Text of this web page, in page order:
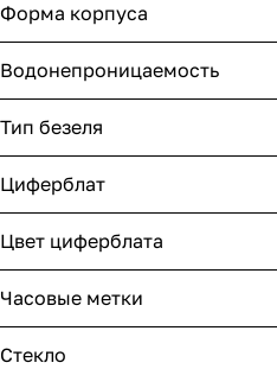
Форма корпуса
Водонепроницаемость
Тип безеля
Циферблат
Цвет циферблата
Часовые метки
Стекло